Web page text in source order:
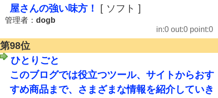
屋さんの強い味方！
[ ソフト ]
管理者： dogb
in:0 out:0 point:0
第98位
ひとりごと
このブログでは役立つツール、サイトからおす
すめ商品まで、さまざまな情報を紹介していき